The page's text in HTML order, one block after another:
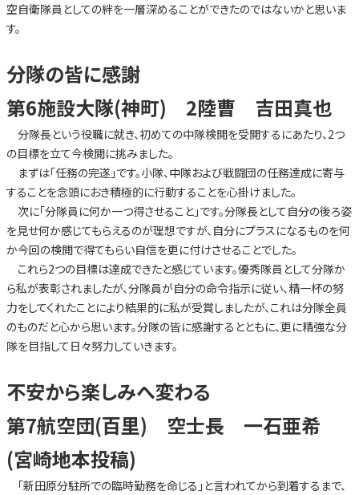
空自衛隊員としての絆を一層深めることができたのではないかと思いま
す。
分隊の皆に感謝
第6施設大隊(神町) 2陸曹 吉田真也
分隊長という役職に就き、初めての中隊検閲を受閲するにあたり、2つ
の目標を立て今検閲に挑みました。
まずは「任務の完遂」です。小隊、中隊および戦闘団の任務達成に寄与
することを念頭におき積極的に行動することを心掛けました。
次に「分隊員に何か一つ得させること」です。分隊長として自分の後ろ姿
を見せ何か感じてもらえるのが理想ですが、自分にプラスになるものを何
か今回の検閲で得てもらい自信を更に付けさせることでした。
これら2つの目標は達成できたと感じています。優秀隊員として分隊か
ら私が表彰されましたが、分隊員が自分の命令指示に従い、精一杯の努
力をしてくれたことにより結果的に私が受賞しましたが、これは分隊全員
のものだと心から思います。分隊の皆に感謝するとともに、更に精強な分
隊を目指して日々努力していきます。
不安から楽しみへ変わる
第7航空団(百里) 空士長 一石亜希
(宮崎地本投稿)
「新田原分駐所での臨時勤務を命じる」と言われてから到着するまで、